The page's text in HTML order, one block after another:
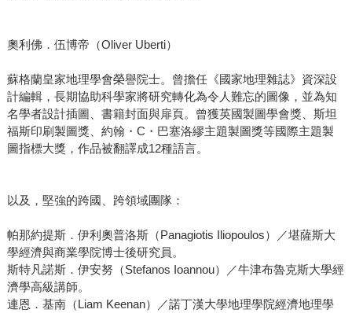
奧利佛．伍博帝（Oliver Uberti）
蘇格蘭皇家地理學會榮譽院士。曾擔任《國家地理雜誌》資深設
計編輯，長期協助科學家將研究轉化為令人難忘的圖像，並為知
名學者設計插圖、書籍封面與扉頁。曾獲英國製圖學會獎、斯坦
福斯印刷製圖獎、約翰・C・巴塞洛繆主題製圖獎等國際主題製
圖指標大獎，作品被翻譯成12種語言。
以及，堅強的跨國、跨領域團隊：
帕那約提斯．伊利奧普洛斯（Panagiotis Iliopoulos）／堪薩斯大
學經濟與商業學院博士後研究員。
斯特凡諾斯．伊安努（Stefanos Ioannou）／牛津布魯克斯大學經
濟學高級講師。
連恩．基南（Liam Keenan）／諾丁漢大學地理學院經濟地理學